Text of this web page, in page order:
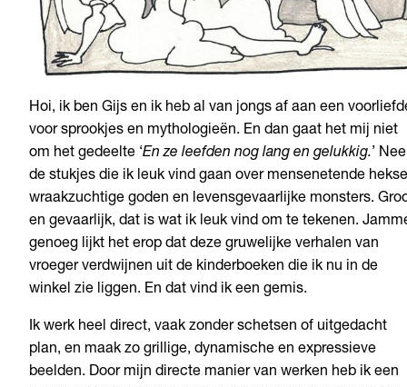
Hoi, ik ben Gijs en ik heb al van jongs af aan een
voor sprookjes en mythologieën. En dan gaat het mij niet
om het gedeelte ‘En ze leefden nog lang en gelukkig.’
de stukjes die ik leuk vind gaan over mensenetende
wraakzuchtige goden en levensgevaarlijke monsters.
en gevaarlijk, dat is wat ik leuk vind om te tekenen.
genoeg lijkt het erop dat deze gruwelijke verhalen van
vroeger verdwijnen uit de kinderboeken die ik nu in de
winkel zie liggen. En dat vind ik een gemis.
Ik werk heel direct, vaak zonder schetsen of uitgedacht
plan, en maak zo grillige, dynamische en expressieve
beelden. Door mijn directe manier van werken heb ik een